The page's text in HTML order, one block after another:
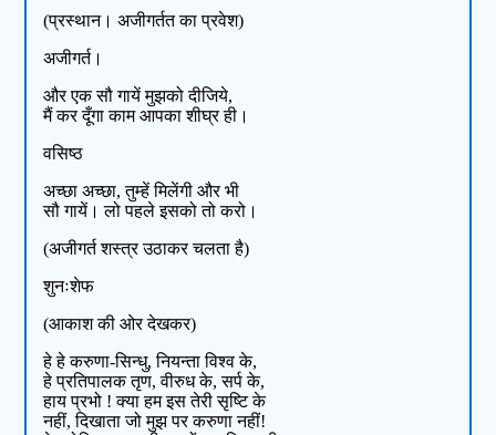
(प्रस्थान। अजीगर्तत का प्रवेश)
अजीगर्त।
और एक सौ गायें मुझको दीजिये,
मैं कर दूँगा काम आपका शीघ्र ही।
वसिष्ठ
अच्छा अच्छा, तुम्हें मिलेंगी और भी
सौ गायें। लो पहले इसको तो करो।
(अजीगर्त शस्त्र उठाकर चलता है)
शुनःशेफ
(आकाश की ओर देखकर)
हे हे करुणा-सिन्धु, नियन्ता विश्व के,
हे प्रतिपालक तृण, वीरुध के, सर्प के,
हाय प्रभो ! क्या हम इस तेरी सृष्टि के
नहीं, दिखाता जो मुझ पर करुणा नहीं!